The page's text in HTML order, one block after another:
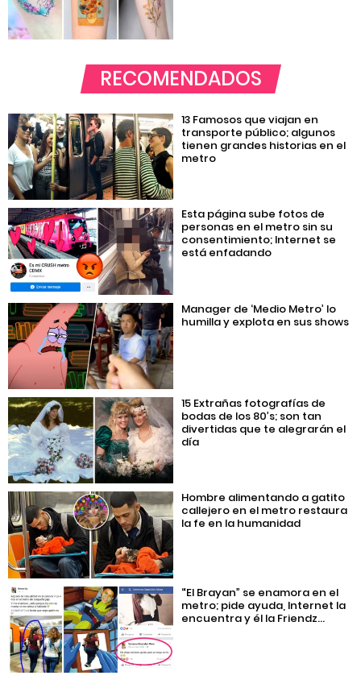
RECOMENDADOS
13 Famosos que viajan en
transporte público; algunos
tienen grandes historias en el
metro
Esta página sube fotos de
personas en el metro sin su
consentimiento; Internet se
está enfadando
Manager de ‘Medio Metro’ lo
humilla y explota en sus shows
15 Extrañas fotografías de
bodas de los 80’s; son tan
divertidas que te alegrarán el
día
Hombre alimentando a gatito
callejero en el metro restaura
la fe en la humanidad
“El Brayan” se enamora en el
metro; pide ayuda, Internet la
encuentra y él la Friendz...